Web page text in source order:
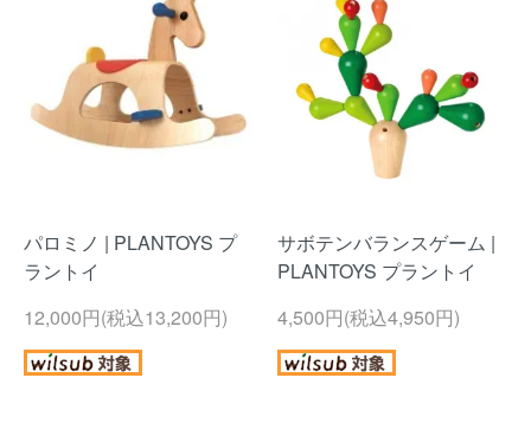
パロミノ | PLANTOYS プ
ラントイ
12,000円(税込13,200円)
サボテンバランスゲーム |
PLANTOYS プラントイ
4,500円(税込4,950円)